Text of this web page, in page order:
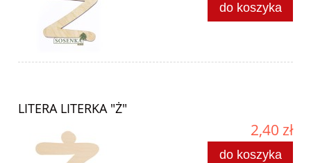
do koszyka
LITERA LITERKA "Ż"
2,40 zł
do koszyka